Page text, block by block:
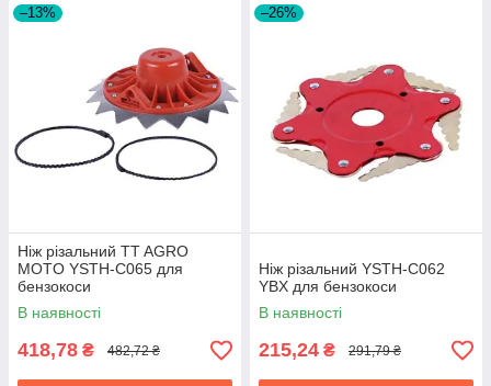
–13%
Ніж різальний TT AGRO
MOTO YSTH-C065 для
бензокоси
В наявності
418,78 ₴ 482,72 ₴
–26%
Ніж різальний YSTH-C062
YBX для бензокоси
В наявності
215,24 ₴ 291,79 ₴